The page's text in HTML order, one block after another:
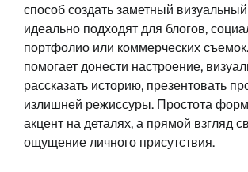
способ создать заметный
идеально подходят для блогов,
портфолио или коммерческих
помогает донести настроение,
рассказать историю, презентовать
излишней режиссуры. Простота
акцент на деталях, а прямой взгляд
ощущение личного присутствия.